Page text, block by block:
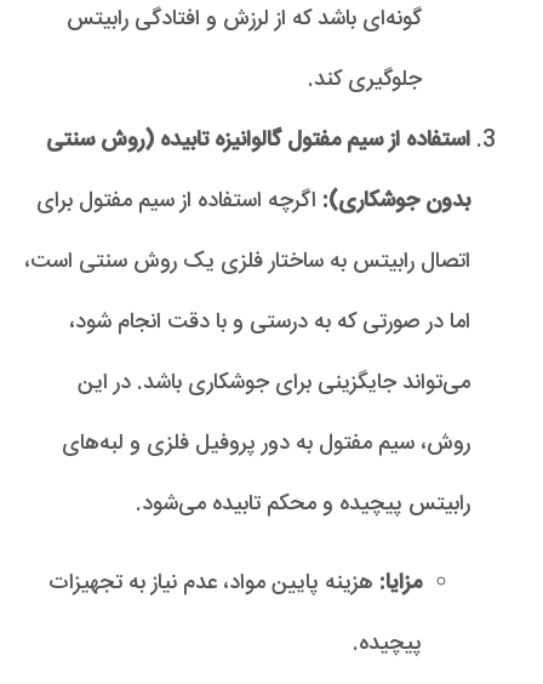
گونه‌ای باشد که از لرزش و افتادگی رابیتس
جلوگیری کند.
استفاده از سیم مفتول گالوانیزه تابیده (روش سنتی
بدون جوشکاری): اگرچه استفاده از سیم مفتول برای
اتصال رابیتس به ساختار فلزی یک روش سنتی است،
اما در صورتی که به درستی و با دقت انجام شود،
می‌تواند جایگزینی برای جوشکاری باشد. در این
روش، سیم مفتول به دور پروفیل فلزی و لبه‌های
رابیتس پیچیده و محکم تابیده می‌شود.
مزایا: هزینه پایین مواد، عدم نیاز به تجهیزات
پیچیده.